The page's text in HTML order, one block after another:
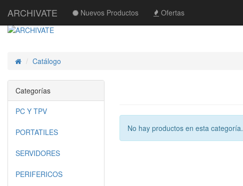
ARCHIVATE Nuevos Productos Ofertas
InicioCatálogo
No hay productos en esta categoría.
Categorías
PC Y TPV
PORTATILES
SERVIDORES
PERIFERICOS